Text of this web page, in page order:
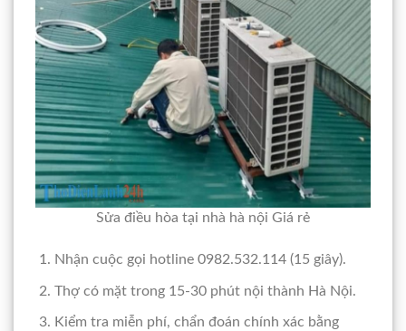
Sửa điều hòa tại nhà hà nội Giá rẻ
Nhận cuộc gọi hotline 0982.532.114 (15 giây).
Thợ có mặt trong 15-30 phút nội thành Hà Nội.
Kiểm tra miễn phí, chẩn đoán chính xác bằng